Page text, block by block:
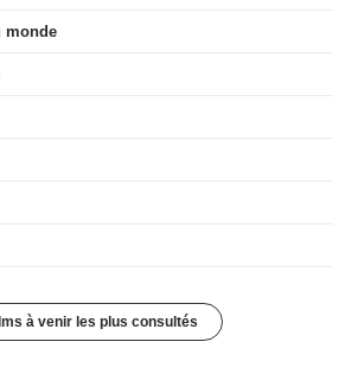
monde
à venir les plus consultés